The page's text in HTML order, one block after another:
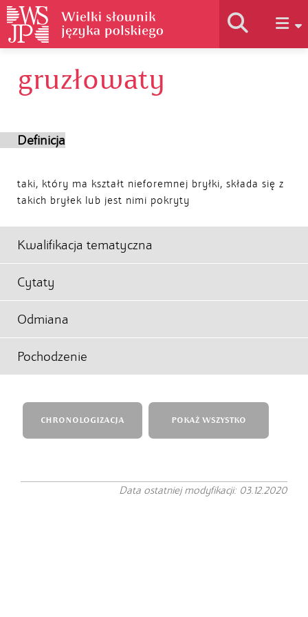
Historia słownika
gruzłowaty
Definicja
taki, który ma kształt nieforemnej bryłki, składa się z
takich bryłek lub jest nimi pokryty
Kwalifikacja tematyczna
Cytaty
Odmiana
Pochodzenie
CHRONOLOGIZACJA POKAŻ WSZYSTKO
Data ostatniej modyfikacji: 03.12.2020